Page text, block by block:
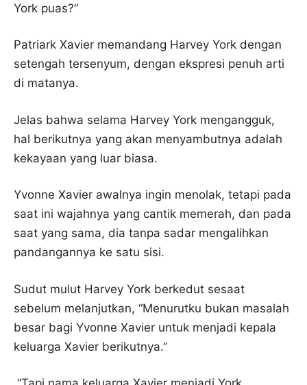
York puas?”
Patriark Xavier memandang Harvey York dengan
setengah tersenyum, dengan ekspresi penuh arti
di matanya.
Jelas bahwa selama Harvey York mengangguk,
hal berikutnya yang akan menyambutnya adalah
kekayaan yang luar biasa.
Yvonne Xavier awalnya ingin menolak, tetapi pada
saat ini wajahnya yang cantik memerah, dan pada
saat yang sama, dia tanpa sadar mengalihkan
pandangannya ke satu sisi.
Sudut mulut Harvey York berkedut sesaat
sebelum melanjutkan, “Menurutku bukan masalah
besar bagi Yvonne Xavier untuk menjadi kepala
keluarga Xavier berikutnya.”